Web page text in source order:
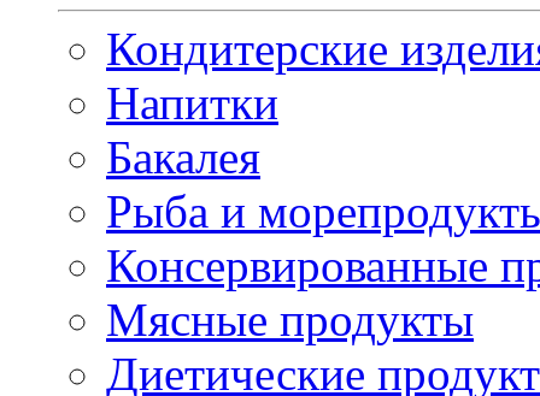
Кондитерские
Напитки
Бакалея
Рыба и
Консервированные
Мясные продукты
Диетические